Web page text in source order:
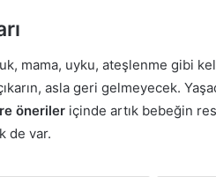
mama, uyku, ateşlenme gibi
asla geri gelmeyecek.
öneriler içinde artık bebeğin
de var.